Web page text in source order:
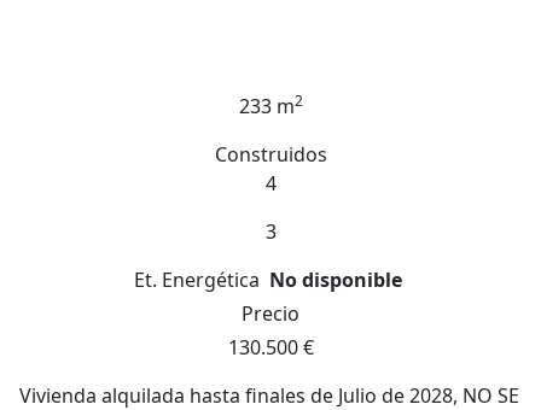
233 m2
Construidos
4
3
Et. Energética No disponible
Precio
130.500 €
Vivienda alquilada hasta finales de Julio de 2028, NO SE